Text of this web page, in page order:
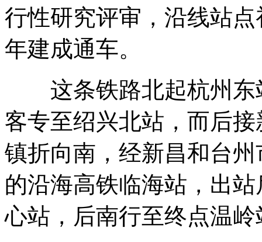
行性研究评审，沿线站
年建成通车。
这条铁路北起杭州东
客专至绍兴北站，而后
镇折向南，经新昌和台
的沿海高铁临海站，出
心站，后南行至终点温岭